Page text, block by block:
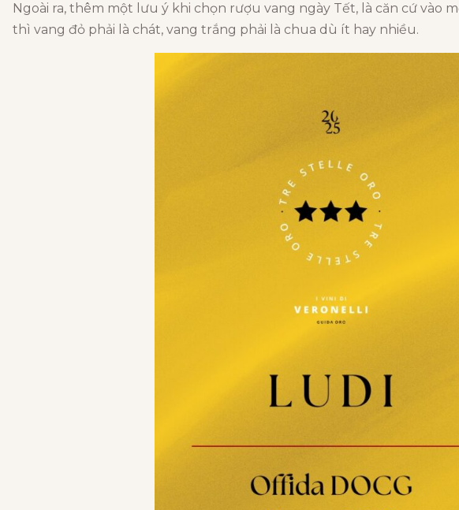
Ngoài ra, thêm một lưu ý khi chọn rượu vang ngày Tết, là căn cứ vào
thì vang đỏ phải là chát, vang trắng phải là chua dù ít hay nhiều.